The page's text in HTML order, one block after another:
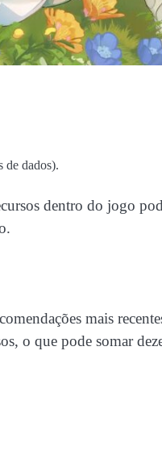
de dados).
dentro do jogo
mais
o que pode somar